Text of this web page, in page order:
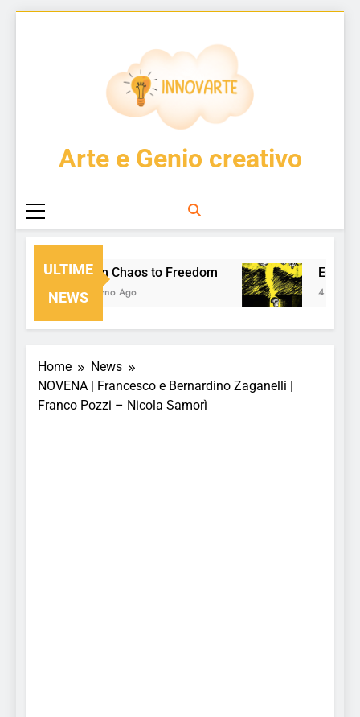
InnovArte
Arte e Genio creativo
ULTIME
NEWS
From Chaos to Freedom
1 Giorno Ago
Enzo
4 Giorni
Home
News
NOVENA | Francesco e Bernardino Zaganelli |
Franco Pozzi – Nicola Samorì